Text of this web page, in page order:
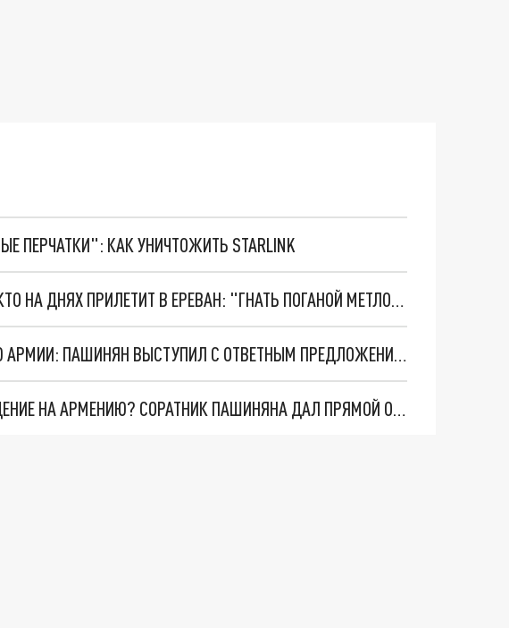
ПЕРЧАТКИ": КАК УНИЧТОЖИТЬ STARLINK
АРМЯНЕ ПРИШЛИ В УЖАС, УЗНАВ, КТО НА ДНЯХ ПРИЛЕТИТ В ЕРЕВАН: "ГНАТЬ ПОГАНОЙ МЕТЛОЙ!"
АЛИЕВ ЗАХОТЕЛ ЛИШИТЬ АРМЕНИЮ АРМИИ: ПАШИНЯН ВЫСТУПИЛ С ОТВЕТНЫМ ПРЕДЛОЖЕНИЕМ
ГОТОВИТ ЛИ АЗЕРБАЙДЖАН НАПАДЕНИЕ НА АРМЕНИЮ? СОРАТНИК ПАШИНЯНА ДАЛ ПРЯМОЙ ОТВЕТ